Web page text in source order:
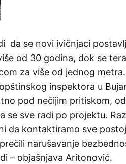
da se novi ivičnjaci
od 30 godina, dok se
za više od jednog metra.
inspektora u
pod nečijim pritiskom,
se sve radi po projektu.
da kontaktiramo sve
narušavanje
– objašnjava Aritonović.